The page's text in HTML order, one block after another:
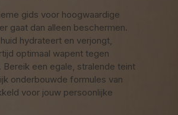
gids voor hoogwaardige
gaat dan alleen beschermen.
hydrateert en verjongt,
optimaal wapent tegen
Bereik een egale, stralende teint
onderbouwde formules van
voor jouw persoonlijke